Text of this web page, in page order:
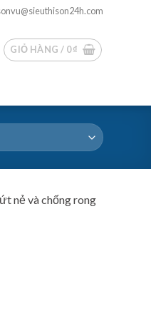
GIỎ HÀNG / 0₫
nẻ và chống rong